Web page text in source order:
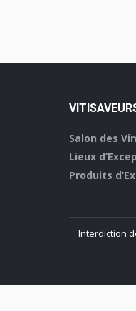
Salon des
Lieux
Produits
Interdiction